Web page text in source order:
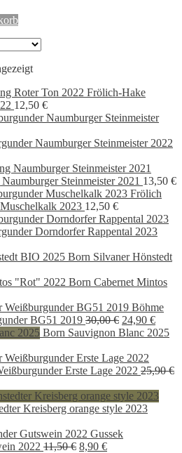
Frölich-Hake
12,50 €
Naumburger Steinmeister 2022
Steinmeister 2021 13,50 €
Frölich
2023 12,50 €
Dorndorfer Rappental 2023
Born Silvaner Hönstedt
Born Cabernet Mintos
Böhme
BG51 2019 30,00€
Preis
30,00 €
24,90 €
Preis
Born Sauvignon Blanc 2025
Erste Lage 2022 25,90€
Kreisberg orange style 2023
Gussek
2022 11,50€ Ursprünglicher
8,90 €Aktueller